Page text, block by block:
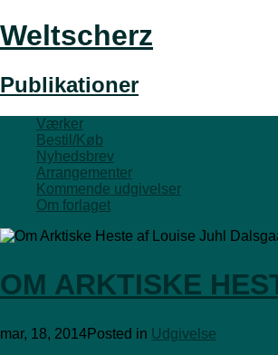
Weltscherz
Publikationer
Værker
Bestil/Køb
Nyhedsbrev
Arrangementer
Kommende udgivelser
Om forlaget
OM ARKTISKE
mar, 18, 2014Posted in Udgivelse